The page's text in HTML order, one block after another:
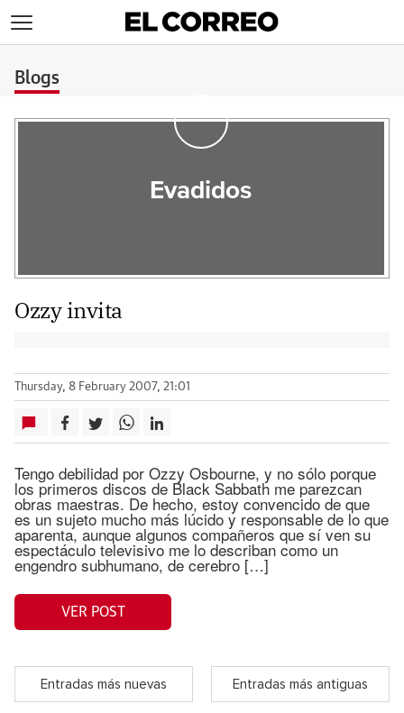
Blogs
Evadidos
Ozzy invita
Thursday, 8 February 2007, 21:01
Tengo debilidad por Ozzy Osbourne, y no sólo porque
los primeros discos de Black Sabbath me parezcan
obras maestras. De hecho, estoy convencido de que
es un sujeto mucho más lúcido y responsable de lo que
aparenta, aunque algunos compañeros que sí ven su
espectáculo televisivo me lo describan como un
engendro subhumano, de cerebro […]
VER POST
Entradas más nuevas Entradas más antiguas